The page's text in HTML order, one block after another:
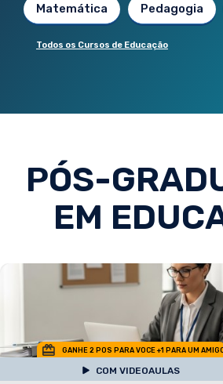
Matemática Pedagogia
Todos os Cursos de Educação
PÓS-
EM
GANHE 2 POS PARA VOCE +1 PARA UM
COM VIDEOAULAS